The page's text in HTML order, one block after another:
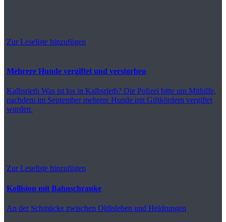
Zur Leseliste hinzufügen
Mehrere Hunde vergiftet und verstorben
Kalbsrieth Was ist los in Kalbsrieth? Die Polizei bitte um Mithilfe,
nachdem im September mehrere Hunde mit Giftkördern vergiftet
wurden.
Zur Leseliste hinzufügen
Kollision mit Bahnschranke
An der Schmücke zwischen Oldisleben und Heldrungen